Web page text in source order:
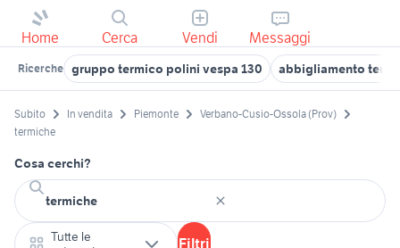
Home Cerca Vendi Messaggi
Ricerche gruppo termico polini vespa 130 abbigliamento
Subito In vendita Piemonte
Verbano-Cusio-Ossola (Prov)
termiche
Cosa cerchi?
Tutte le
Filtri